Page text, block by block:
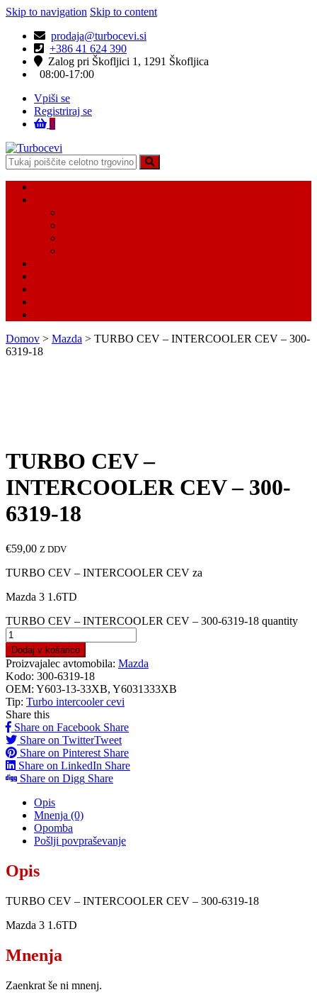
Skip to navigation Skip to content
prodaja@turbocevi.si
+386 41 624 390
Zalog pri Škofljici 1, 1291 Škofljica
08:00-17:00
Vpiši se
Registriraj se
0
Turbocevi
Turbo ideal – turbo cevi
Domov > Mazda > TURBO CEV – INTERCOOLER CEV – 300-
6319-18
TURBO CEV –
INTERCOOLER CEV – 300-
6319-18
€59,00 Z DDV
TURBO CEV – INTERCOOLER CEV za
Mazda 3 1.6TD
TURBO CEV – INTERCOOLER CEV – 300-6319-18 quantity
Dodaj v košarico
Proizvajalec avtomobila: Mazda
Kodo: 300-6319-18
OEM: Y603-13-33XB, Y6031333XB
Tip: Turbo intercooler cevi
Share this
Share on Facebook Share
Share on TwitterTweet
Share on Pinterest Share
Share on LinkedIn Share
Share on Digg Share
Opis
Mnenja (0)
Opomba
Pošlji povpraševanje
Opis
TURBO CEV – INTERCOOLER CEV – 300-6319-18
Mazda 3 1.6TD
Mnenja
Zaenkrat še ni mnenj.